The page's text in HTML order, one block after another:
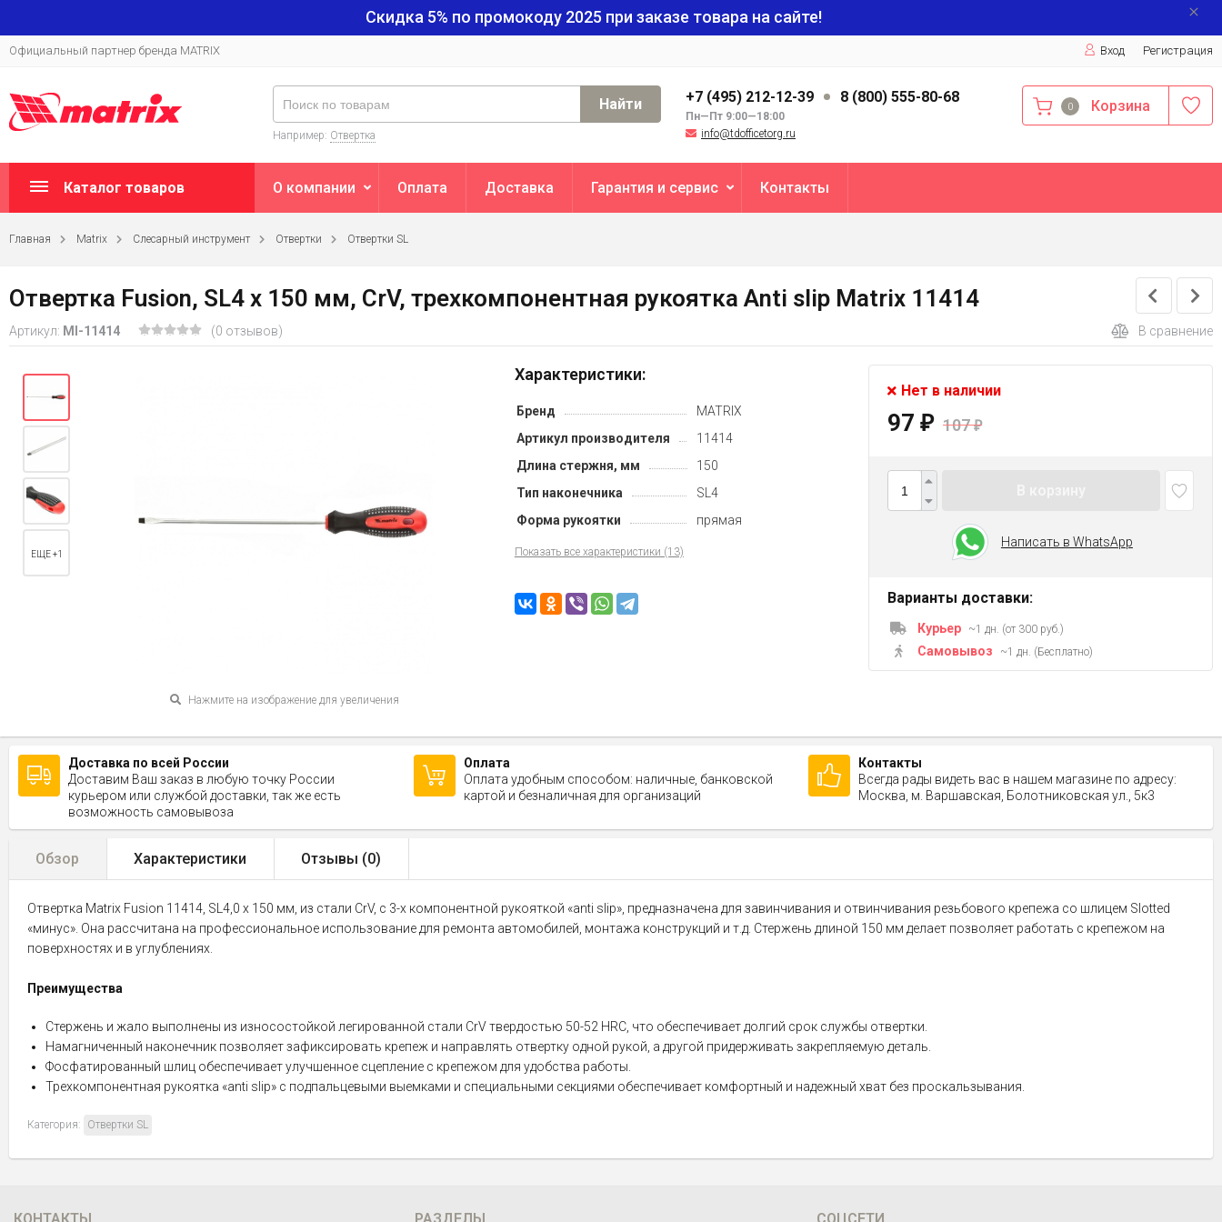
Скидка 5% по промокоду 2025 при заказе товара на сайте!
Официальный партнер бренда MATRIX Вход Регистрация
+7 (495) 212-12-39 8 (800) 555-80-68
Пн—Пт 9:00—18:00
info@tdofficetorg.ru
Найти
Например: Отвертка
0 Корзина
Каталог товаров О компании Оплата Доставка Гарантия и сервис Контакты
Главная Matrix Слесарный инструмент Отвертки Отвертки SL
Отвертка Fusion, SL4 х 150 мм, CrV, трехкомпонентная рукоятка Anti slip Matrix 11414
Артикул: MI-11414 (0 отзывов) В сравнение
Нажмите на изображение для увеличения
ЕЩЕ +1
Характеристики:
Бренд
MATRIX
Артикул производителя
11414
Длина стержня, мм
150
Тип наконечника
SL4
Форма рукоятки
прямая
Показать все характеристики (13)
Нет в наличии
97 ₽ 107₽
Написать в WhatsApp
Варианты доставки:
Курьер ~1 дн. (от 300 руб.)
Самовывоз ~1 дн. (Бесплатно)
Доставка по всей России
Доставим Ваш заказ в любую точку России
курьером или службой доставки, так же есть
возможность самовывоза
Оплата
Оплата удобным способом: наличные, банковской
картой и безналичная для организаций
Контакты
Всегда рады видеть вас в нашем магазине по адресу:
Москва, м. Варшавская, Болотниковская ул., 5к3
Обзор Характеристики Отзывы (0)
Отвертка Matrix Fusion 11414, SL4,0 х 150 мм, из стали CrV, с 3-х компонентной рукояткой «anti slip», предназначена для завинчивания и отвинчивания резьбового крепежа со шлицем Slotted
«минус». Она рассчитана на профессиональное использование для ремонта автомобилей, монтажа конструкций и т.д. Стержень длиной 150 мм делает позволяет работать с крепежом на
поверхностях и в углублениях.
Преимущества
Стержень и жало выполнены из износостойкой легированной стали CrV твердостью 50-52 HRC, что обеспечивает долгий срок службы отвертки.
Намагниченный наконечник позволяет зафиксировать крепеж и направлять отвертку одной рукой, а другой придерживать закрепляемую деталь.
Фосфатированный шлиц обеспечивает улучшенное сцепление с крепежом для удобства работы.
Трехкомпонентная рукоятка «anti slip» с подпальцевыми выемками и специальными секциями обеспечивает комфортный и надежный хват без проскальзывания.
Категория: Отвертки SL